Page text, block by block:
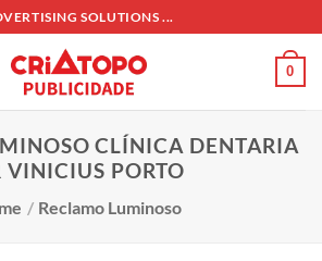
SOLUTIONS ...
0
CLÍNICA DENTARIA
VINICIUS PORTO
/ Reclamo Luminoso